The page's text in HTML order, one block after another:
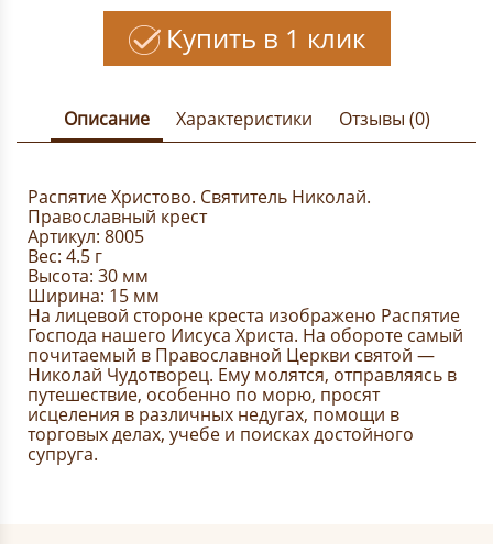
Купить в 1 клик
Описание Характеристики Отзывы (0)
Распятие Христово. Святитель Николай.
Православный крест
Артикул: 8005
Вес: 4.5 г
Высота: 30 мм
Ширина: 15 мм
На лицевой стороне креста изображено Распятие
Господа нашего Иисуса Христа. На обороте самый
почитаемый в Православной Церкви святой —
Николай Чудотворец. Ему молятся, отправляясь в
путешествие, особенно по морю, просят
исцеления в различных недугах, помощи в
торговых делах, учебе и поисках достойного
супруга.